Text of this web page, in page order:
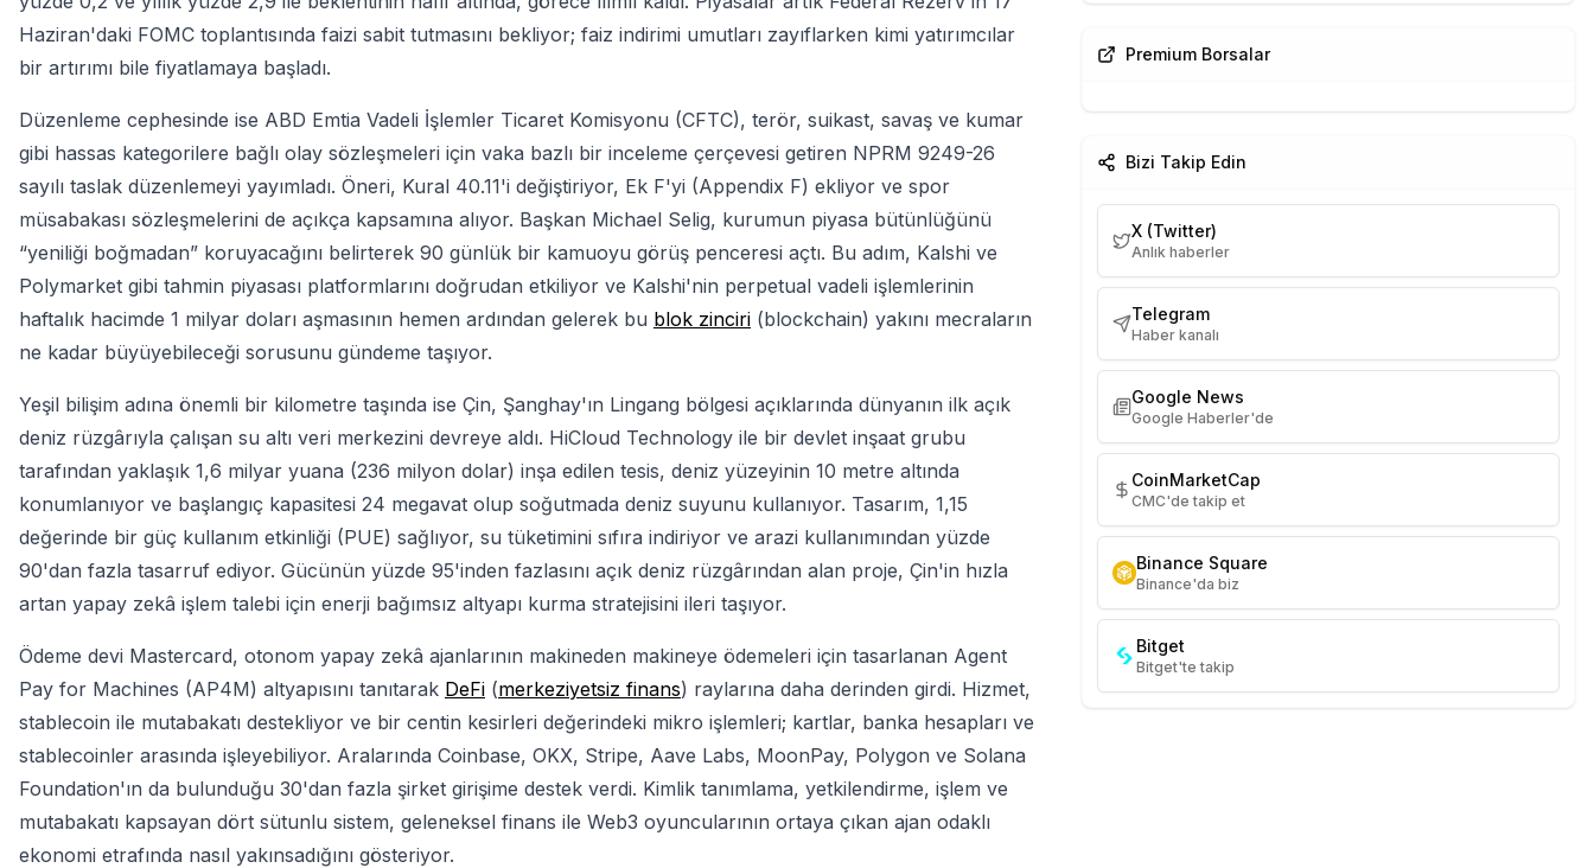
Haziran'daki FOMC toplantısında faizi sabit tutmasını bekliyor; faiz indirimi umutları zayıflarken kimi yatırımcılar
bir artırımı bile fiyatlamaya başladı.
Düzenleme cephesinde ise ABD Emtia Vadeli İşlemler Ticaret Komisyonu (CFTC), terör, suikast, savaş ve kumar
gibi hassas kategorilere bağlı olay sözleşmeleri için vaka bazlı bir inceleme çerçevesi getiren NPRM 9249-26
sayılı taslak düzenlemeyi yayımladı. Öneri, Kural 40.11'i değiştiriyor, Ek F'yi (Appendix F) ekliyor ve spor
müsabakası sözleşmelerini de açıkça kapsamına alıyor. Başkan Michael Selig, kurumun piyasa bütünlüğünü
“yeniliği boğmadan” koruyacağını belirterek 90 günlük bir kamuoyu görüş penceresi açtı. Bu adım, Kalshi ve
Polymarket gibi tahmin piyasası platformlarını doğrudan etkiliyor ve Kalshi'nin perpetual vadeli işlemlerinin
haftalık hacimde 1 milyar doları aşmasının hemen ardından gelerek bu blok zinciri (blockchain) yakını mecraların
ne kadar büyüyebileceği sorusunu gündeme taşıyor.
Yeşil bilişim adına önemli bir kilometre taşında ise Çin, Şanghay'ın Lingang bölgesi açıklarında dünyanın ilk açık
deniz rüzgârıyla çalışan su altı veri merkezini devreye aldı. HiCloud Technology ile bir devlet inşaat grubu
tarafından yaklaşık 1,6 milyar yuana (236 milyon dolar) inşa edilen tesis, deniz yüzeyinin 10 metre altında
konumlanıyor ve başlangıç kapasitesi 24 megavat olup soğutmada deniz suyunu kullanıyor. Tasarım, 1,15
değerinde bir güç kullanım etkinliği (PUE) sağlıyor, su tüketimini sıfıra indiriyor ve arazi kullanımından yüzde
90'dan fazla tasarruf ediyor. Gücünün yüzde 95'inden fazlasını açık deniz rüzgârından alan proje, Çin'in hızla
artan yapay zekâ işlem talebi için enerji bağımsız altyapı kurma stratejisini ileri taşıyor.
Ödeme devi Mastercard, otonom yapay zekâ ajanlarının makineden makineye ödemeleri için tasarlanan Agent
Pay for Machines (AP4M) altyapısını tanıtarak DeFi (merkeziyetsiz finans) raylarına daha derinden girdi. Hizmet,
stablecoin ile mutabakatı destekliyor ve bir centin kesirleri değerindeki mikro işlemleri; kartlar, banka hesapları ve
stablecoinler arasında işleyebiliyor. Aralarında Coinbase, OKX, Stripe, Aave Labs, MoonPay, Polygon ve Solana
Foundation'ın da bulunduğu 30'dan fazla şirket girişime destek verdi. Kimlik tanımlama, yetkilendirme, işlem ve
mutabakatı kapsayan dört sütunlu sistem, geleneksel finans ile Web3 oyuncularının ortaya çıkan ajan odaklı
ekonomi etrafında nasıl yakınsadığını gösteriyor.
Premium Borsalar
Bizi Takip Edin
X (Twitter)
Anlık haberler
Telegram
Haber kanalı
Google News
Google Haberler'de
CoinMarketCap
CMC'de takip et
Binance Square
Binance'da biz
Bitget
Bitget'te takip